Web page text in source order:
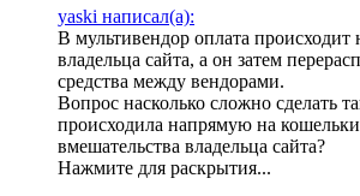
yaski написал(а):
В мультивендор оплата происходит
владельца сайта, а он затем
средства между вендорами.
Вопрос насколько сложно сделать
происходила напрямую на кошельки
вмешательства владельца сайта?
Нажмите для раскрытия...